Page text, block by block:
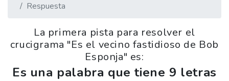
Respuesta
La primera pista para resolver el
crucigrama "Es el vecino fastidioso de Bob
Esponja" es:
Es una palabra que tiene 9 letras